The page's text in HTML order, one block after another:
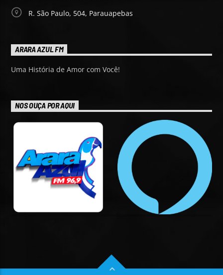
R. São Paulo, 504, Parauapebas
ARARA AZUL FM
Uma História de Amor com Você!
NOS OUÇA POR AQUI